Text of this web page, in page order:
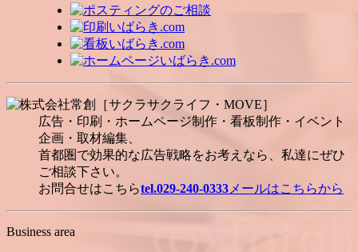
広告・印刷・ホームページ制作・看板制作・イベント
企画・取材編集、
首都圏で効果的な広告戦略をお考えなら、私達にぜひ
ご相談下さい。
お問合せはこちらtel.029-240-0333 メールはこちらから
Business area